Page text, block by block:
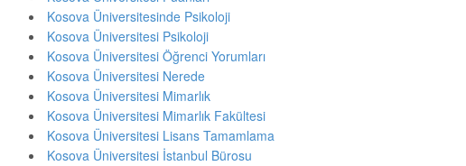
Kosova Üniversitesinde Psikoloji
Kosova Üniversitesi Psikoloji
Kosova Üniversitesi Öğrenci Yorumları
Kosova Üniversitesi Nerede
Kosova Üniversitesi Mimarlık
Kosova Üniversitesi Mimarlık Fakültesi
Kosova Üniversitesi Lisans Tamamlama
Kosova Üniversitesi İstanbul Bürosu